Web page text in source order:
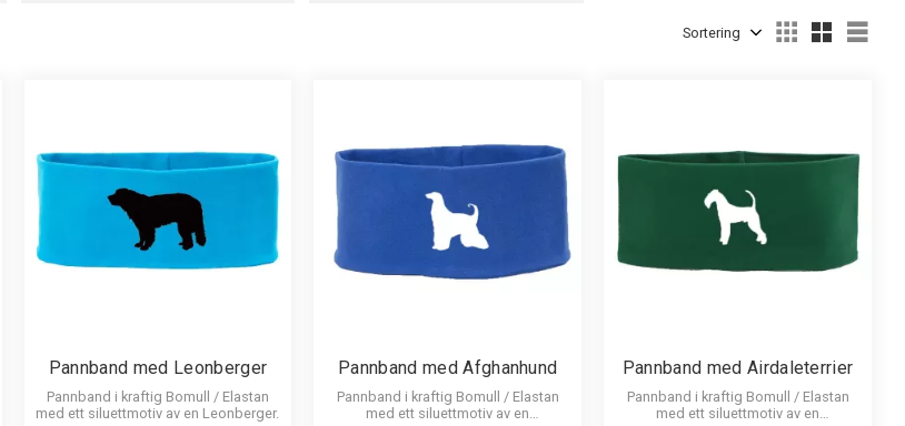
Pannband med Leonberger
Pannband i kraftig Bomull / Elastan
med ett siluettmotiv av en Leonberger.
Pannband med Afghanhund
Pannband i kraftig Bomull / Elastan
med ett siluettmotiv av en
Pannband med Airdaleterrier
Pannband i kraftig Bomull / Elastan
med ett siluettmotiv av en